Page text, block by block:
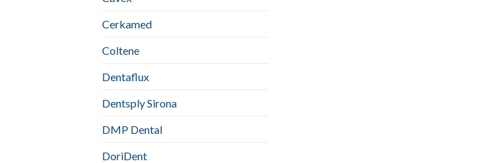
Cerkamed
Coltene
Dentaflux
Dentsply Sirona
DMP Dental
DoriDent